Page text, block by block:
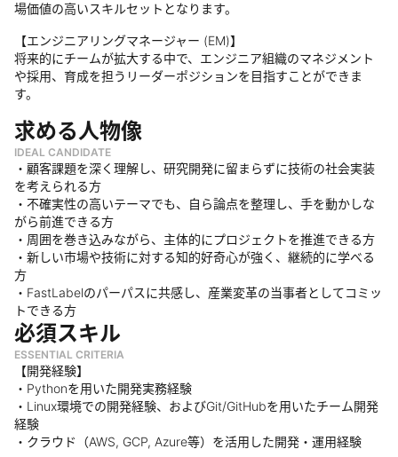
場価値の高いスキルセットとなります。
【エンジニアリングマネージャー (EM)】
将来的にチームが拡大する中で、エンジニア組織のマネジメント
や採用、育成を担うリーダーポジションを目指すことができま
す。
求める人物像
IDEAL CANDIDATE
・顧客課題を深く理解し、研究開発に留まらずに技術の社会実装
を考えられる方
・不確実性の高いテーマでも、自ら論点を整理し、手を動かしな
がら前進できる方
・周囲を巻き込みながら、主体的にプロジェクトを推進できる方
・新しい市場や技術に対する知的好奇心が強く、継続的に学べる
方
・FastLabelのパーパスに共感し、産業変革の当事者としてコミッ
トできる方
必須スキル
ESSENTIAL CRITERIA
【開発経験】
・Pythonを用いた開発実務経験
・Linux環境での開発経験、およびGit/GitHubを用いたチーム開発
経験
・クラウド（AWS, GCP, Azure等）を活用した開発・運用経験